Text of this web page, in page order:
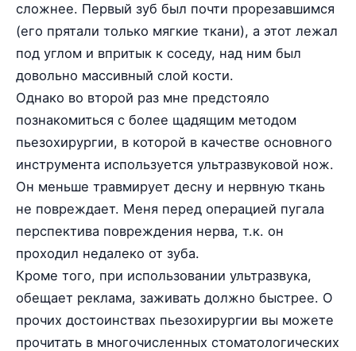
сложнее. Первый зуб был почти прорезавшимся
(его прятали только мягкие ткани), а этот лежал
под углом и впритык к соседу, над ним был
довольно массивный слой кости.
Однако во второй раз мне предстояло
познакомиться с более щадящим методом
пьезохирургии, в которой в качестве основного
инструмента используется ультразвуковой нож.
Он меньше травмирует десну и нервную ткань
не повреждает. Меня перед операцией пугала
перспектива повреждения нерва, т.к. он
проходил недалеко от зуба.
Кроме того, при использовании ультразвука,
обещает реклама, заживать должно быстрее. О
прочих достоинствах пьезохирургии вы можете
прочитать в многочисленных стоматологических